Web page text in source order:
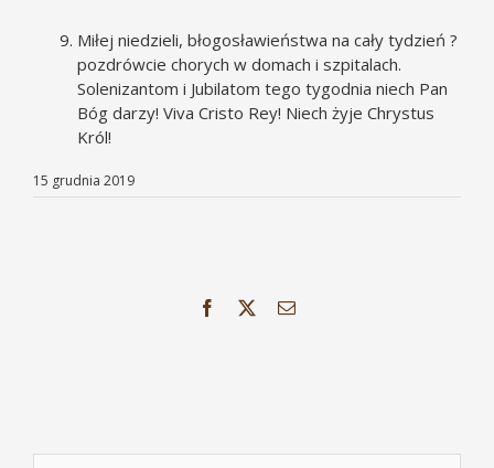
Miłej niedzieli, błogosławieństwa na cały tydzień ?
pozdrówcie chorych w domach i szpitalach.
Solenizantom i Jubilatom tego tygodnia niech Pan
Bóg darzy! Viva Cristo Rey! Niech żyje Chrystus
Król!
15 grudnia 2019
Facebook Email